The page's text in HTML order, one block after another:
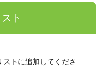
ト
トに追加してくださ